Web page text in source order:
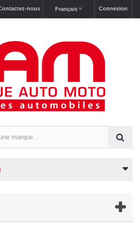
Connexion
Français
nous